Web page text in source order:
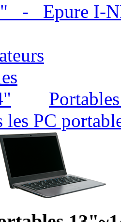
- Epure I-
les PC